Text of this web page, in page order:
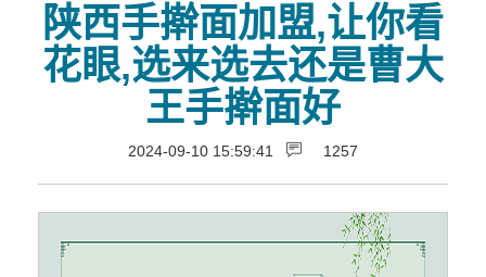
陕西手擀面加盟,让你看
花眼,选来选去还是曹大
王手擀面好
2024-09-10 15:59:41 1257